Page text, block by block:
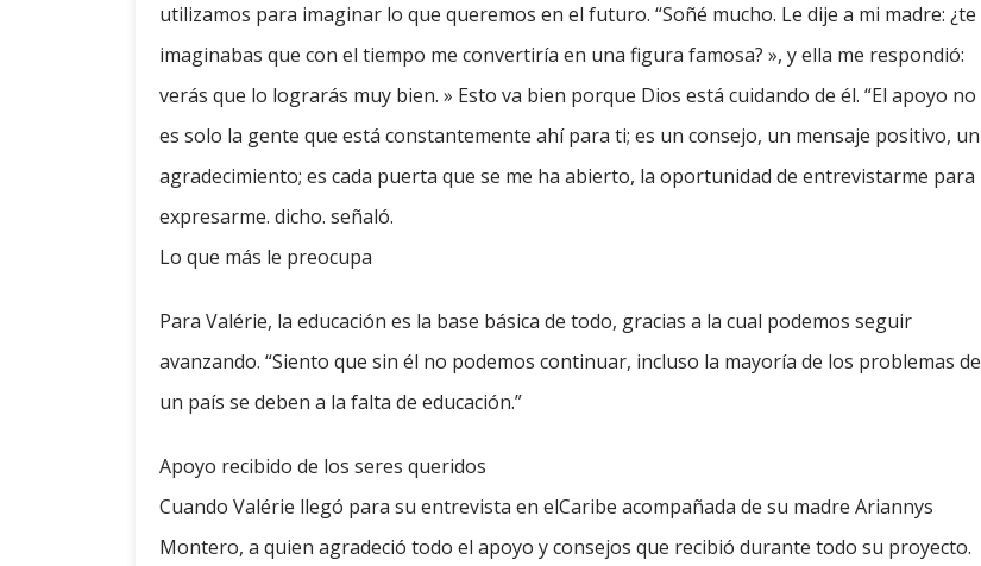
utilizamos para imaginar lo que queremos en el futuro. “Soñé mucho. Le dije a mi madre: ¿te
imaginabas que con el tiempo me convertiría en una figura famosa? », y ella me respondió:
verás que lo lograrás muy bien. » Esto va bien porque Dios está cuidando de él. “El apoyo no
es solo la gente que está constantemente ahí para ti; es un consejo, un mensaje positivo, un
agradecimiento; es cada puerta que se me ha abierto, la oportunidad de entrevistarme para
expresarme. dicho. señaló.
Lo que más le preocupa
Para Valérie, la educación es la base básica de todo, gracias a la cual podemos seguir
avanzando. “Siento que sin él no podemos continuar, incluso la mayoría de los problemas de
un país se deben a la falta de educación.”
Apoyo recibido de los seres queridos
Cuando Valérie llegó para su entrevista en elCaribe acompañada de su madre Ariannys
Montero, a quien agradeció todo el apoyo y consejos que recibió durante todo su proyecto.